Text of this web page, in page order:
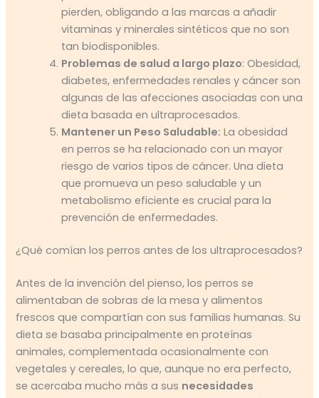
pierden, obligando a las marcas a añadir
vitaminas y minerales sintéticos que no son
tan biodisponibles.
Problemas de salud a largo plazo: Obesidad,
diabetes, enfermedades renales y cáncer son
algunas de las afecciones asociadas con una
dieta basada en ultraprocesados.
Mantener un Peso Saludable: La obesidad
en perros se ha relacionado con un mayor
riesgo de varios tipos de cáncer. Una dieta
que promueva un peso saludable y un
metabolismo eficiente es crucial para la
prevención de enfermedades.
¿Qué comían los perros antes de los ultraprocesados?
Antes de la invención del pienso, los perros se
alimentaban de sobras de la mesa y alimentos
frescos que compartían con sus familias humanas. Su
dieta se basaba principalmente en proteínas
animales, complementada ocasionalmente con
vegetales y cereales, lo que, aunque no era perfecto,
se acercaba mucho más a sus necesidades